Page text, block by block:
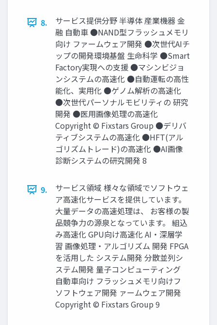
8.
サービス提供分野 半導体 産業機器 金
融 自動車 ●NAND型フラッシュメモリ
向け ファームウェア開発 ●次世代AIチ
ップの開発環境基盤 生命科学 ●Smart
Factory実現への支援 ●マシンビジョ
ンシステムの高速化 ●自動運転の高性
能化、実用化 ●ゲノム解析の高速化
●次世代パーソナルモビリティの 研究
開発 ●医用画像処理の高速化
Copyright © Fixstars Group ●デリバ
ティブシステムの高速化 ●HFT(アル
ゴリズムトレード)の高速化 ●AI画像
診断システムの研究開発 8
9.
サービス領域 様々な領域でソフトウェ
ア高速化サービスを提供しています。
大量データの高速処理は、 お客様の製
品競争力の源泉となっています。 組込
み高速化 GPU向け高速化 AI・深層学
習 画像処理・アルゴリズム 開発 FPGA
を活用した システム開発 分散並列シ
ステム開発 量子コンピューティング
自動車向け フラッシュメモリ向けフ
ソフトウェア開発 ァームウェア開発
Copyright © Fixstars Group 9